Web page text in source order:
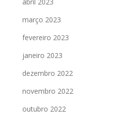
março 2023
fevereiro 2023
janeiro 2023
dezembro 2022
novembro 2022
outubro 2022